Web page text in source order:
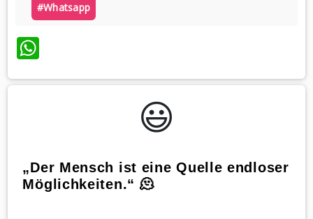
#whatsapp
WhatsApp
😃️
„Der Mensch ist eine Quelle endloser
Möglichkeiten.“ 🫠